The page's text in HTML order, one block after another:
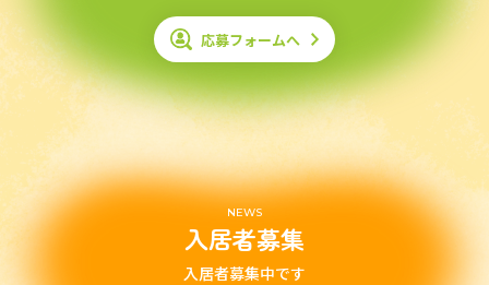
応募フォームへ
NEWS
入居者募集
入居者募集中です